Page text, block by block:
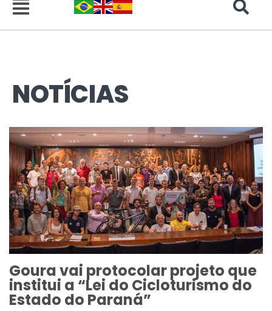
NOTÍCIAS
Goura vai protocolar projeto que
institui a “Lei do Cicloturismo do
Estado do Paraná”